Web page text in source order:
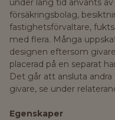
under lång tid använts av
försäkringsbolag,
fastighetsförvaltare,
med flera. Många
designen eftersom
placerad på en separat
Det går att ansluta andra
givare, se under
Egenskaper